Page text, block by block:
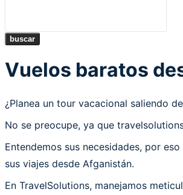
buscar
Vuelos baratos
¿Planea un tour vacacional saliendo
No se preocupe, ya que
Entendemos sus necesidades, por
sus viajes desde Afganistán.
En TravelSolutions, manejamos